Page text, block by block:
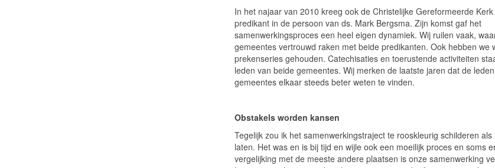
In het najaar van 2010 kreeg ook de Christelijke Gereformeerde
predikant in de persoon van ds. Mark Bergsma. Zijn komst gaf het
samenwerkingsproces een heel eigen dynamiek. Wij ruilen vaak,
gemeentes vertrouwd raken met beide predikanten. Ook hebben we
prekenseries gehouden. Catechisaties en toerustende activiteiten
leden van beide gemeentes. Wij merken de laatste jaren dat de
gemeentes elkaar steeds beter weten te vinden.
Obstakels worden kansen
Tegelijk zou ik het samenwerkingstraject te rooskleurig schilderen als
laten. Het was en is bij tijd en wijle ook een moeilijk proces en soms
vergelijking met de meeste andere plaatsen is onze samenwerking